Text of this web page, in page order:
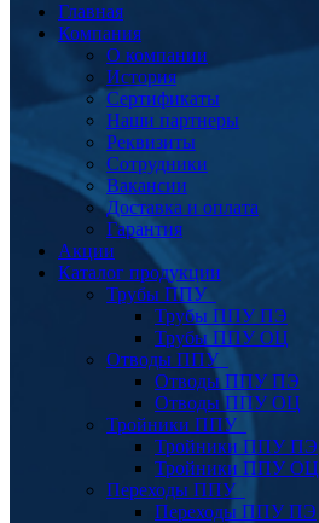
Главная
Компания
О компании
История
Сертификаты
Наши партнеры
Реквизиты
Сотрудники
Вакансии
Доставка и оплата
Гарантия
Акции
Каталог продукции
Трубы ППУ
Трубы ППУ ПЭ
Трубы ППУ ОЦ
Отводы ППУ
Отводы ППУ ПЭ
Отводы ППУ ОЦ
Тройники ППУ
Тройники ППУ ПЭ
Тройники ППУ ОЦ
Переходы ППУ
Переходы ППУ ПЭ